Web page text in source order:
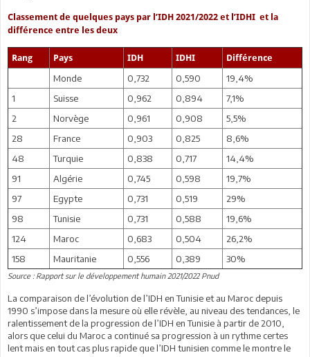
Classement de quelques pays par l’IDH 2021/2022 et l’IDHI et la
différence entre les deux
Rang Pays IDH IDHI Différence
Monde 0,732 0,590
19,4%
1
Suisse 0,962 0,894
7,1%
2
Norvège 0,961 0,908
5,5%
28
France 0,903 0,825
8,6%
48
Turquie 0,838 0,717
14,4%
91
Algérie 0,745 0,598
19,7%
97
Egypte 0,731 0,519
29%
98
Tunisie 0,731 0,588
19,6%
124
Maroc 0,683 0,504
26,2%
158
Mauritanie 0,556 0,389 30%
Source : Rapport sur le développement humain 2021/2022 Pnud
La comparaison de l’évolution de l’IDH en Tunisie et au Maroc depuis
1990 s’impose dans la mesure où elle révèle, au niveau des tendances, le
ralentissement de la progression de l’IDH en Tunisie à partir de 2010,
alors que celui du Maroc a continué sa progression à un rythme certes
lent mais en tout cas plus rapide que l’IDH tunisien comme le montre le